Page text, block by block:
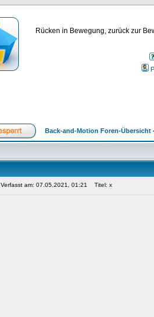
Rücken in Bewegung, zurück zur
Back-and-Motion Foren-Übersicht
Verfasst am: 07.05.2021, 01:21 Titel: x